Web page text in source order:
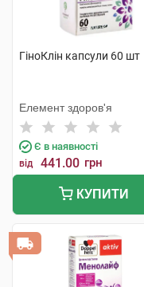
ГіноКлін капсули 60 шт
Елемент здоров'я
Є в наявності
від 441.00 грн
КУПИТИ